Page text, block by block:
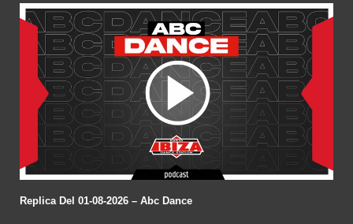
Replica Del 01-08-2026 – Abc Dance